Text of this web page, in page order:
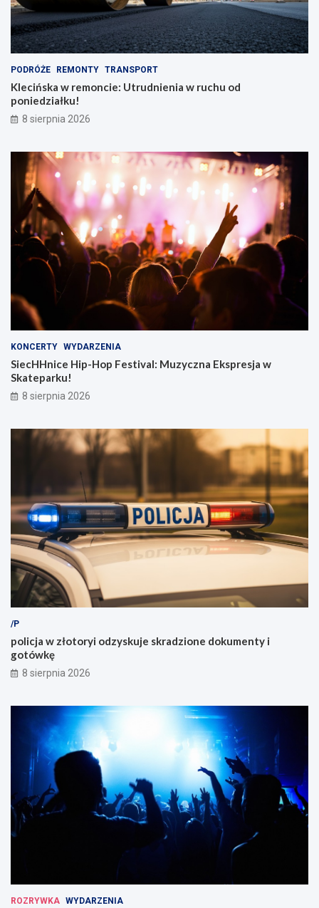
k
e
m
PODRÓŻE REMONTY TRANSPORT
Klecińska w remoncie: Utrudnienia w ruchu od
poniedziałku!
8 sierpnia 2026
KONCERTY WYDARZENIA
SiecHHnice Hip-Hop Festival: Muzyczna Ekspresja w
Skateparku!
8 sierpnia 2026
/P
policja w złotoryi odzyskuje skradzione dokumenty i
gotówkę
8 sierpnia 2026
ROZRYWKA WYDARZENIA